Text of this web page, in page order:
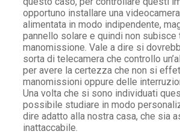
opportuno installare una
alimentata in modo indipendente,
pannello solare e quindi non subisce
manomissione. Vale a dire si
sorta di telecamera che controllo
per avere la certezza che non si
manomissioni oppure delle
Una volta che si sono individuati
possibile studiare in modo
dire adatto alla nostra casa, che sia
inattaccabile.